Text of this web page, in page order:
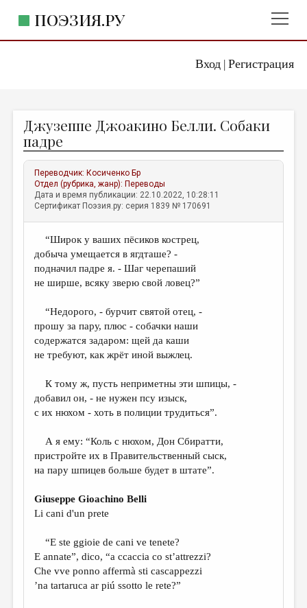
Вход| Регистрация
ПОЭЗИЯ.РУ
ЖАНРЫ
АВТОРЫ
КОММЕНТАРИИ
ЛИТСАЛОН
ПРАВИЛА САЙТА
ОТДЕЛЫ И РУБРИКИ
ДАЙДЖЕСТ
ПРОИЗВЕДЕНИЯ
КОНКУРСЫ
КНИЖНАЯ ПОЛКА
ОБЗОР ЛИТЕРАТУРЫ
СТРАНИЦЫ ПАМЯТИ
ОБЪЯВЛЕНИЯ
КОЛОНКА РЕДАКТОРА
РЕДКОЛЛЕГИЯ
Джузеппе Джоакино Белли. Собаки
падре
Переводчик: Косиченко Бр
Отдел (рубрика, жанр): Переводы
Дата и время публикации: 22.10.2022, 10:28:11
Сертификат Поэзия.ру: серия 1839 № 170691
“Широк у ваших пёсиков кострец,
добыча умещается в ягдташе? -
подначил падре я. - Шаг черепаший
не ширше, всяку зверю свой ловец?”
“Недорого, - бурчит святой отец, -
прошу за пару, плюс - собачки наши
содержатся задаром: щей да каши
не требуют, как жрёт иной выжлец.
К тому ж, пусть неприметны эти шпицы, -
добавил он, - не нужен псу изыск,
с их нюхом - хоть в полиции трудиться”.
А я ему: “Коль с нюхом, Дон Сбиратти,
пристройте их в Правительственный сыск,
на пару шпицев больше будет в штате”.
Giuseppe Gioachino Belli
Li cani d'un prete
“E ste ggioie de cani ve tenete?
E annate”, dico, “a ccaccia co st’attrezzi?
Che vve ponno affermà sti cascappezzi
’na tartaruca ar piú ssotto le rete?”